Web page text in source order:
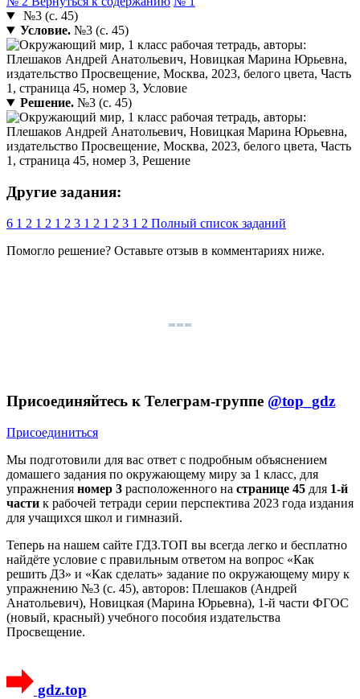
№3 (с. 45)
Условие.№3 (с. 45)
Решение.№3 (с. 45)
Другие задания:
6 1 2 1 2 1 2 3 1 2 1 2 3 1 2 Полный список заданий
Помогло решение? Оставьте отзыв в комментариях ниже.
Присоединяйтесь к Телеграм-группе @top_gdz
Присоединиться
Мы подготовили для вас ответ c подробным объяснением
домашего задания по окружающему миру за 1 класс, для
упражнения номер 3 расположенного на странице 45 для 1-й
части к рабочей тетради серии перспектива 2023 года издания
для учащихся школ и гимназий.
Теперь на нашем сайте ГДЗ.ТОП вы всегда легко и бесплатно
найдёте условие с правильным ответом на вопрос «Как
решить ДЗ» и «Как сделать» задание по окружающему миру к
упражнению №3 (с. 45), авторов: Плешаков (Андрей
Анатольевич), Новицкая (Марина Юрьевна), 1-й части ФГОС
(новый, красный) учебного пособия издательства
Просвещение.
gdz.top